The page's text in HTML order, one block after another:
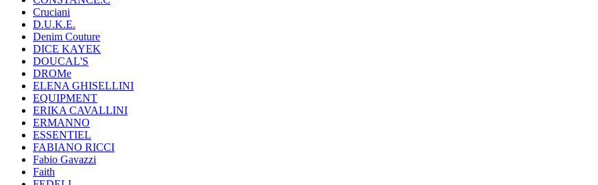
Cruciani
D.U.K.E.
Denim Couture
DICE KAYEK
DOUCAL'S
DROMe
ELENA GHISELLINI
EQUIPMENT
ERIKA CAVALLINI
ERMANNO
ESSENTIEL
FABIANO RICCI
Fabio Gavazzi
Faith